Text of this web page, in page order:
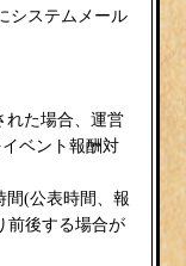
システムメール
れた場合、運営
ベント報酬対
(公表時間、報
前後する場合が